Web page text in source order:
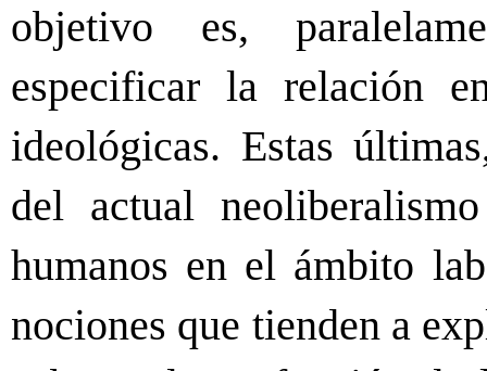
objetivo es,
especificar la relación
ideológicas. Estas
del actual
humanos en el ámbito
nociones que tienden a